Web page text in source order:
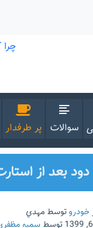
سوالات پر طرفدار
بعد از استارت
خودروتوسط مهدي
توسط سمیه